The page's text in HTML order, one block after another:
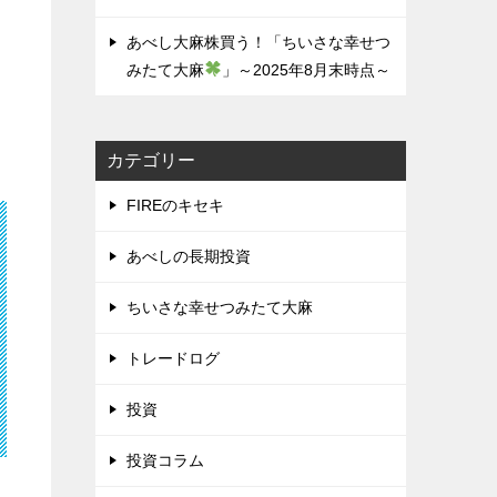
あべし大麻株買う！「ちいさな幸せつ
みたて大麻
」～2025年8月末時点～
カテゴリー
FIREのキセキ
あべしの長期投資
ちいさな幸せつみたて大麻
トレードログ
投資
投資コラム